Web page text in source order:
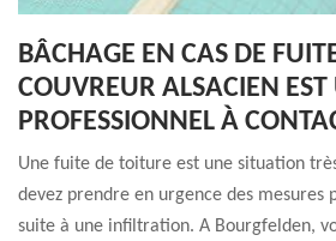
BÂCHAGE EN CAS DE
COUVREUR ALSACIEN EST
PROFESSIONNEL À
Une fuite de toiture est une situation
devez prendre en urgence des mesures
suite à une infiltration. A Bourgfelden,